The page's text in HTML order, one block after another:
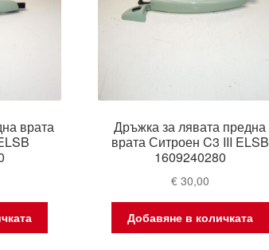
врата
Дръжка за лявата предна
врата Ситроен C3 III ELSB
1609240280
€30,00
Добавяне в количката